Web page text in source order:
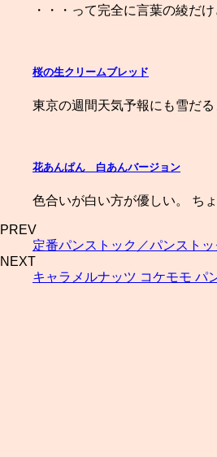
・・・って完全に言葉の綾だけ
桜の生クリームブレッド
東京の週間天気予報にも雪だ
花あんぱん 白あんバージョン
色合いが白い方が優しい。 ち
PREV
定番パンストック／パンストッ
NEXT
キャラメルナッツ コケモモ パ